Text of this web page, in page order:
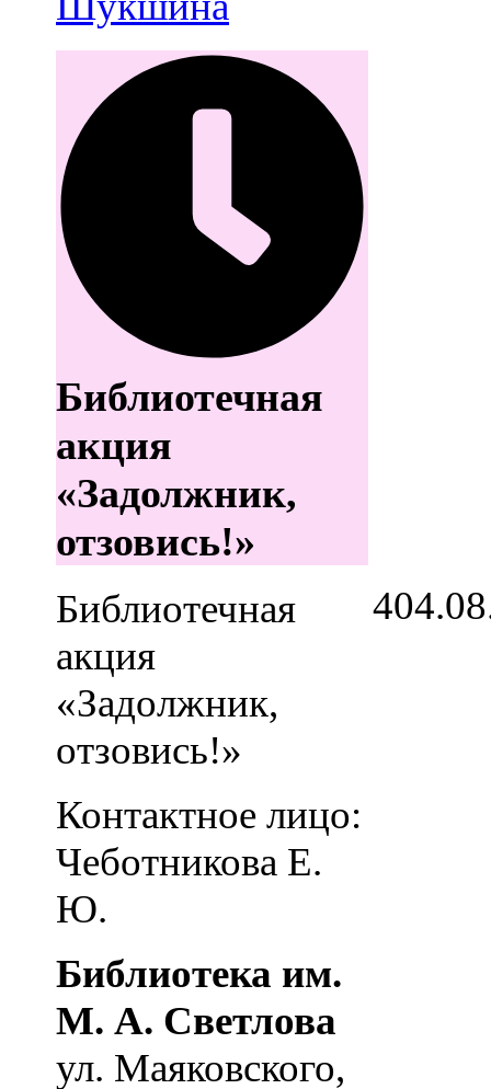
Библиотечная
акция
«Задолжник,
отзовись!»
Библиотечная
акция
«Задолжник,
отзовись!»
Контактное лицо:
Чеботникова Е.
Ю.
Библиотека им.
М. А. Светлова
ул. Маяковского,
4